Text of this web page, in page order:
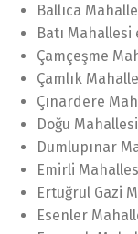
Ballıca
Batı
Çamçeşme
Çamlık
Çınardere
Doğu
Dumlupınar
Emirli
Ertuğrul Gazi
Esenler